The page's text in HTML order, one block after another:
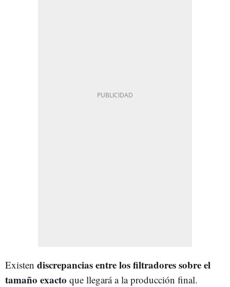
Existen discrepancias entre los filtradores sobre el
tamaño exacto que llegará a la producción final.